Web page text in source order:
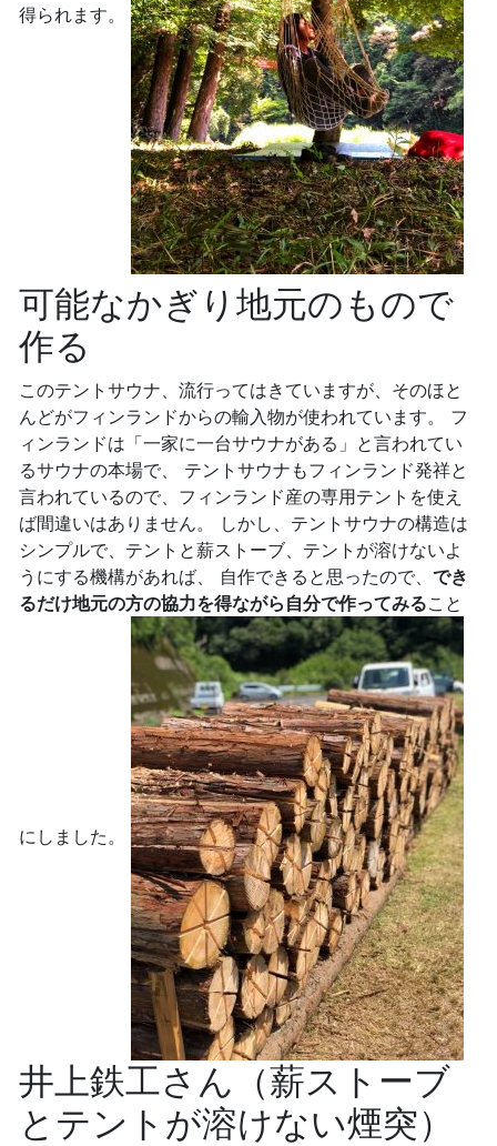
得られます。
可能なかぎり地元のもので
作る
このテントサウナ、流行ってはきていますが、そのほと
んどがフィンランドからの輸入物が使われています。 フ
ィンランドは「一家に一台サウナがある」と言われてい
るサウナの本場で、 テントサウナもフィンランド発祥と
言われているので、フィンランド産の専用テントを使え
ば間違いはありません。 しかし、テントサウナの構造は
シンプルで、テントと薪ストーブ、テントが溶けないよ
うにする機構があれば、 自作できると思ったので、 でき
るだけ地元の方の協力を得ながら自分で作ってみること
にしました。
井上鉄工さん（薪ストーブ
とテントが溶けない煙突）